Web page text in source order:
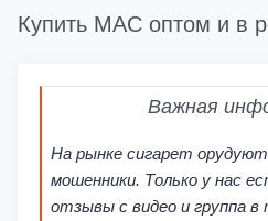
Купить MAC оптом и в
Важная
На рынке сигарет
мошенники. Только у нас
отзывы с видео и группа в